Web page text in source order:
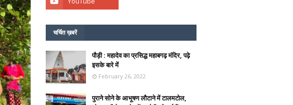
चर्चित ख़बरें
पौड़ी : महादेव का प्रसिद्ध महाबगढ़ मंदिर, पढ़े
इसके बारे में
February 26, 2022
पुराने सोने के आभूषण लौटाने में टालमटोल,